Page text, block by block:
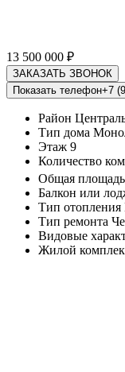
13 500 000 ₽
ЗАКАЗАТЬ ЗВОНОК
Показать телефон+7
Район
Тип дома
Этаж 9
Количество
Общая площадь
Балкон или
Тип отопления
Тип ремонта
Видовые
Жилой